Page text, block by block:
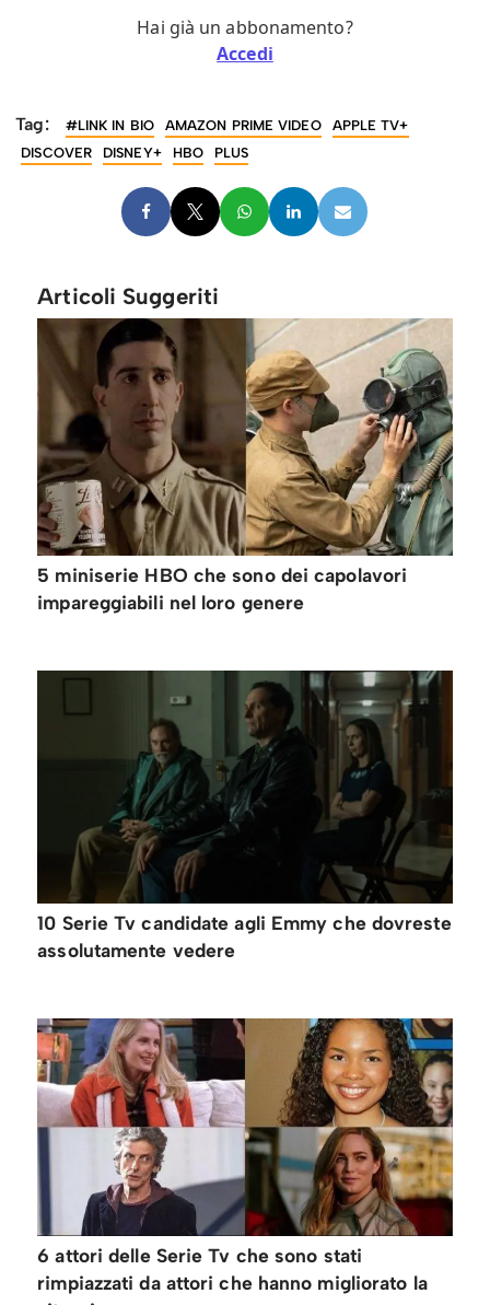
Hai già un abbonamento?
Accedi
Tag: #LINK IN BIO AMAZON PRIME VIDEO
APPLE TV+
DISCOVER
DISNEY+ HBO PLUS
Articoli Suggeriti
5 miniserie HBO che sono dei capolavori
impareggiabili nel loro genere
10 Serie Tv candidate agli Emmy che dovreste
assolutamente vedere
6 attori delle Serie Tv che sono stati
rimpiazzati da attori che hanno migliorato la